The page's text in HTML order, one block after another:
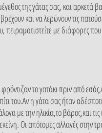
της γάτας σας, και αρκετά
και να λερώνουν τις
με διάφορες
το γατάκι πριν από
του.Αν η γάτα σας ήταν
με την ηλικία,το βάρος,και
Οι απότομες αλλαγές